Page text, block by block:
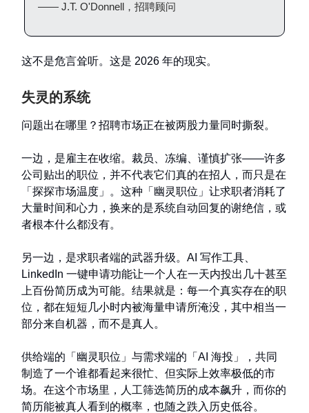
—— J.T. O'Donnell，招聘顾问
这不是危言耸听。这是 2026 年的现实。
失灵的系统
问题出在哪里？招聘市场正在被两股力量同时撕裂。
一边，是雇主在收缩。裁员、冻编、谨慎扩张——许多
公司贴出的职位，并不代表它们真的在招人，而只是在
「探探市场温度」。这种「幽灵职位」让求职者消耗了
大量时间和心力，换来的是系统自动回复的谢绝信，或
者根本什么都没有。
另一边，是求职者端的武器升级。AI 写作工具、
LinkedIn 一键申请功能让一个人在一天内投出几十甚至
上百份简历成为可能。结果就是：每一个真实存在的职
位，都在短短几小时内被海量申请所淹没，其中相当一
部分来自机器，而不是真人。
供给端的「幽灵职位」与需求端的「AI 海投」，共同
制造了一个谁都看起来很忙、但实际上效率极低的市
场。在这个市场里，人工筛选简历的成本飙升，而你的
简历能被真人看到的概率，也随之跌入历史低谷。